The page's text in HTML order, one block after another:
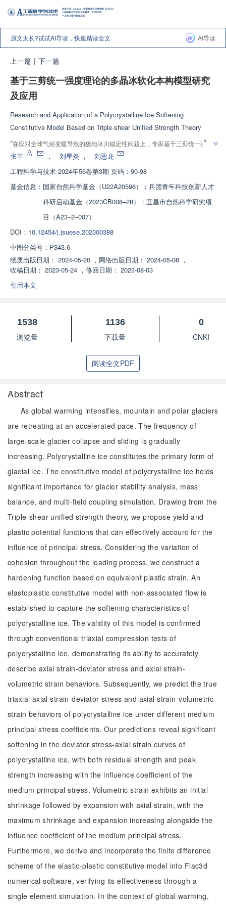
原文太长?试试AI导读，快速精读全文 AI导读
上一篇 | 下一篇
基于三剪统一强度理论的多晶冰软化本构模型研究
及应用
Research and Application of a Polycrystalline Ice Softening
Constitutive Model Based on Triple-shear Unified Strength Theory
“在应对全球气候变暖导致的极地冰川稳定性问题上，专家基于三剪统一强度
理论，建立了多晶冰弹塑性本构模型，并通过试验验证，为冰川稳定性评价提
”
张革 ， 刘星炎 ，
刘恩龙
工程科学与技术 2024年56卷第3期 页码：90-98
基金信息： 国家自然科学基金（U22A20596）；兵团青年科技创新人才
科研启动基金（2023CB008–28）；宜昌市自然科学研究项
目（A23–2–007）
DOI： 10.12454/j.jsuese.202300388
中图分类号： P343.6
纸质出版日期： 2024-05-20 ， 网络出版日期： 2024-05-08 ，
收稿日期： 2023-05-24 ， 修回日期： 2023-08-03
引用本文
1538
浏览量
1136
下载量
0
CNKI
阅读全文PDF
Abstract
As global warming intensifies, mountain and polar glaciers
are retreating at an accelerated pace. The frequency of
large-scale glacier collapse and sliding is gradually
increasing. Polycrystalline ice constitutes the primary form of
glacial ice. The constitutive model of polycrystalline ice holds
significant importance for glacier stability analysis, mass
balance, and multi-field coupling simulation. Drawing from the
Triple-shear unified strength theory, we propose yield and
plastic potential functions that can effectively account for the
influence of principal stress. Considering the variation of
cohesion throughout the loading process, we construct a
hardening function based on equivalent plastic strain. An
elastoplastic constitutive model with non-associated flow is
established to capture the softening characteristics of
polycrystalline ice. The validity of this model is confirmed
through conventional triaxial compression tests of
polycrystalline ice, demonstrating its ability to accurately
describe axial strain-deviator stress and axial strain-
volumetric strain behaviors. Subsequently, we predict the true
triaxial axial strain-deviator stress and axial strain-volumetric
strain behaviors of polycrystalline ice under different medium
principal stress coefficients. Our predictions reveal significant
softening in the deviator stress-axial strain curves of
polycrystalline ice, with both residual strength and peak
strength increasing with the influence coefficient of the
medium principal stress. Volumetric strain exhibits an initial
shrinkage followed by expansion with axial strain, with the
maximum shrinkage and expansion increasing alongside the
influence coefficient of the medium principal stress.
Furthermore, we derive and incorporate the finite difference
scheme of the elastic-plastic constitutive model into Flac3d
numerical software, verifying its effectiveness through a
single element simulation. In the context of global warming,